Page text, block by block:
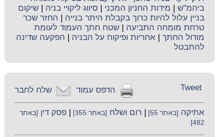
ביהמ"ש
מידות החניון המכני |סיווג ליקויי בניה |שיקום
בניין עלול להיות כרוך בקבלת היתר בנייה
החזר שכר
טרחת מומחה התביעה |שטח חתך העמוד לעומת
מודול החתך |אחריות ופיקוח על הבניה
הפקעה שדינה
להתבטל
שלח לחבר הדפס עמוד Tweet
אתיקה [באתר 55] רום ושלח [באתר 355] |פסק דין [באתר
482]